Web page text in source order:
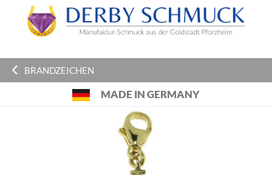
BRANDZEICHEN
MADE IN GERMANY